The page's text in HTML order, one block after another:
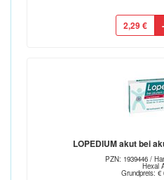
2,29 €
LOPEDIUM akut bei
PZN: 1939446 /
Hexal
Grundpreis: